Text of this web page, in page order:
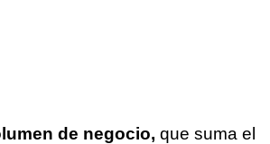
de negocio, que suma el